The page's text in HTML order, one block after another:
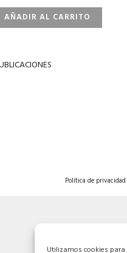
Utilizamos cookies
AÑADIR AL CARRITO
Política de privacidad